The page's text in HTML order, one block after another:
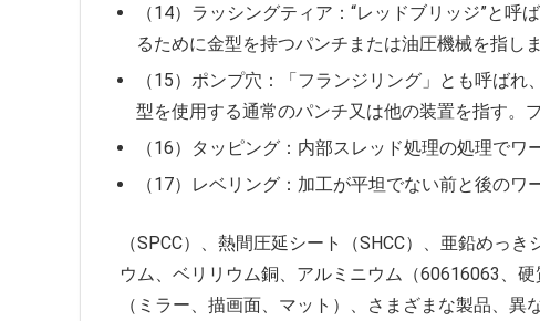
（14）ラッシングティア：“レッドブリッジ”と
るために金型を持つパンチまたは油圧機械を指しま
（15）ポンプ穴：「フランジリング」とも呼ば
型を使用する通常のパンチ又は他の装置を指す。プ
（16）タッピング：内部スレッド処理の処理でワ
（17）レベリング：加工が平坦でない前と後の
（SPCC）、熱間圧延シート（SHCC）、亜鉛めっ
ウム、ベリリウム銅、アルミニウム（60616063、
（ミラー、描画面、マット）、さまざまな製品、